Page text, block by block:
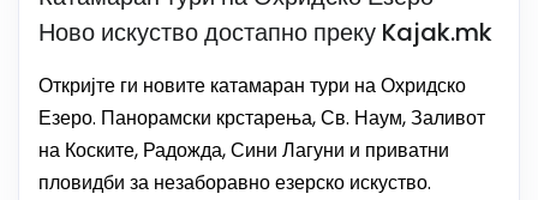
Ново искуство достапно преку Kajak.mk
Откријте ги новите катамаран тури на Охридско
Езеро. Панорамски крстарења, Св. Наум, Заливот
на Коските, Радожда, Сини Лагуни и приватни
пловидби за незаборавно езерско искуство.